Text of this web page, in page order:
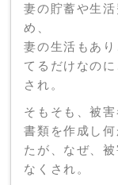
妻の貯蓄や生
め、
妻の生活もあ
てるだけなの
され。
そもそも、被
書類を作成し
たが、なぜ、
なくされ。